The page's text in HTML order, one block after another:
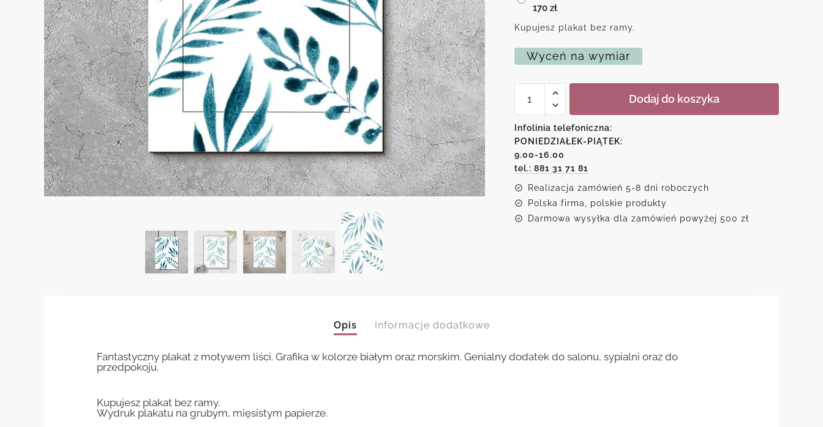
170 zł
Kupujesz plakat bez ramy.
Wyceń na wymiar
Plakat
liści
Dodaj do koszyka
Infolinia telefoniczna:
PONIEDZIAŁEK-PIĄTEK:
9.00-16.00
tel.: 881 31 71 81
Realizacja zamówień 5-8 dni roboczych
Polska firma, polskie produkty
Darmowa wysyłka dla zamówień powyżej 500 zł
Opis Informacje dodatkowe
Fantastyczny plakat z motywem liści. Grafika w kolorze białym oraz morskim. Genialny dodatek do salonu, sypialni oraz do
przedpokoju.
Kupujesz plakat bez ramy.
Wydruk plakatu na grubym, mięsistym papierze.